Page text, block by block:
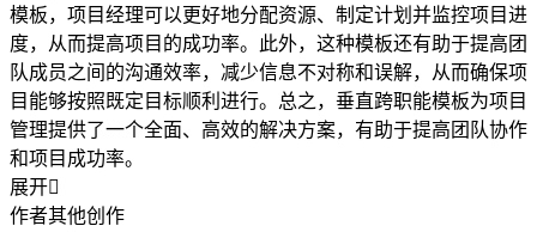
模板，项目经理可以更好地分配资源、制定计划并监控项目进
度，从而提高项目的成功率。此外，这种模板还有助于提高团
队成员之间的沟通效率，减少信息不对称和误解，从而确保项
目能够按照既定目标顺利进行。总之，垂直跨职能模板为项目
管理提供了一个全面、高效的解决方案，有助于提高团队协作
和项目成功率。
展开
作者其他创作